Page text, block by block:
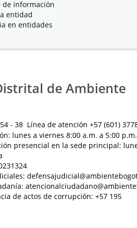
de información
entidad
en entidades
de Ambiente
- 38 Línea de atención +57 (601)
lunes a viernes 8:00 a.m. a 5:00 p.m.
presencial en la sede principal:
de actos de corrupción: +57 195